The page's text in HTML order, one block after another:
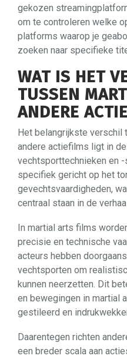
gekozen
om te controleren welke
platforms waarop je
zoeken naar specifieke
WAT IS HET
TUSSEN
ANDERE
Het belangrijkste verschil
andere actiefilms ligt in
vechtsporttechnieken en
specifiek gericht op het
gevechtsvaardigheden,
centraal staan in de
In martial arts films
precisie en technische
acteurs hebben
vechtsporten om
kunnen neerzetten. Dit
en bewegingen in martial
gestileerd en
Daarentegen richten
een breder scala aan